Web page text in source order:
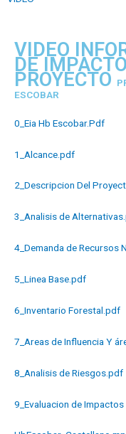
VIDEO
DE
PROYECTO
ESCOBAR
0_Eia Hb Escobar.Pdf
1_Alcance.pdf
2_Descripcion Del
3_Analisis de
4_Demanda de Recursos
5_Linea Base.pdf
6_Inventario Forestal.pdf
7_Areas de Influencia Y
8_Analisis de Riesgos.pdf
9_Evaluacion de